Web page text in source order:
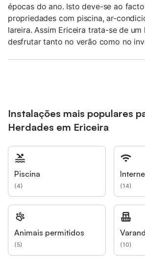
épocas do ano. Isto deve-se ao
propriedades com piscina, ar-
lareira. Assim Ericeira trata-se de um
desfrutar tanto no verão como no
Instalações mais populares
Herdades em Ericeira
Piscina
(4) (14)
Animais permitidos
(5) (10)